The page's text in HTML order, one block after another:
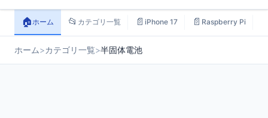
🏠ホーム 📂 カテゴリ一覧 📄 iPhone 17 📄 Raspberry Pi
ホーム>カテゴリ一覧>半固体電池